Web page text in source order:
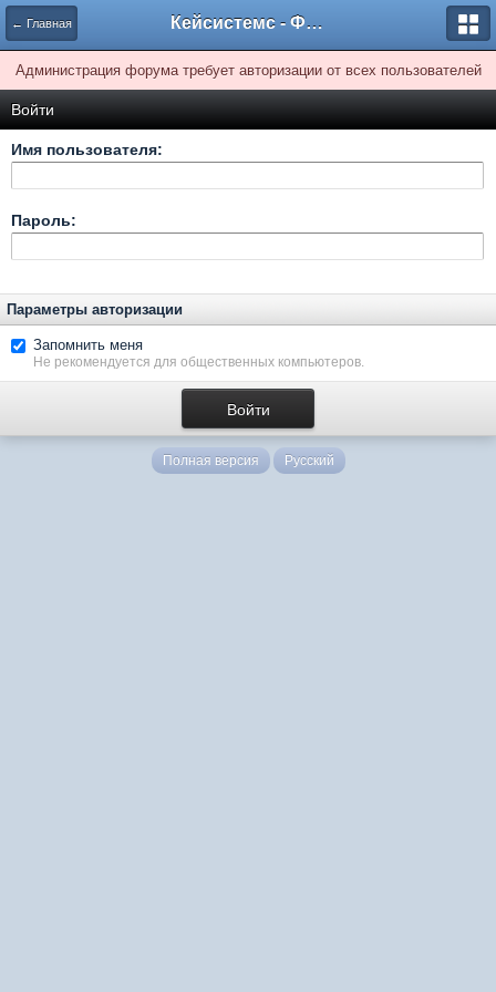
← Главная Кейсистемс - Форумы
Администрация форума требует авторизации от всех пользователей
Войти
Имя пользователя:
Пароль:
Параметры авторизации
Запомнить меня
Не рекомендуется для общественных компьютеров.
Полная версия Русский